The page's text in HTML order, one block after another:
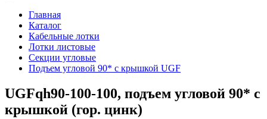
Главная
Каталог
Кабельные лотки
Лотки листовые
Секции угловые
Подъем угловой 90* с крышкой UGF
UGFqh90-100-100, подъем угловой 90* с
крышкой (гор. цинк)